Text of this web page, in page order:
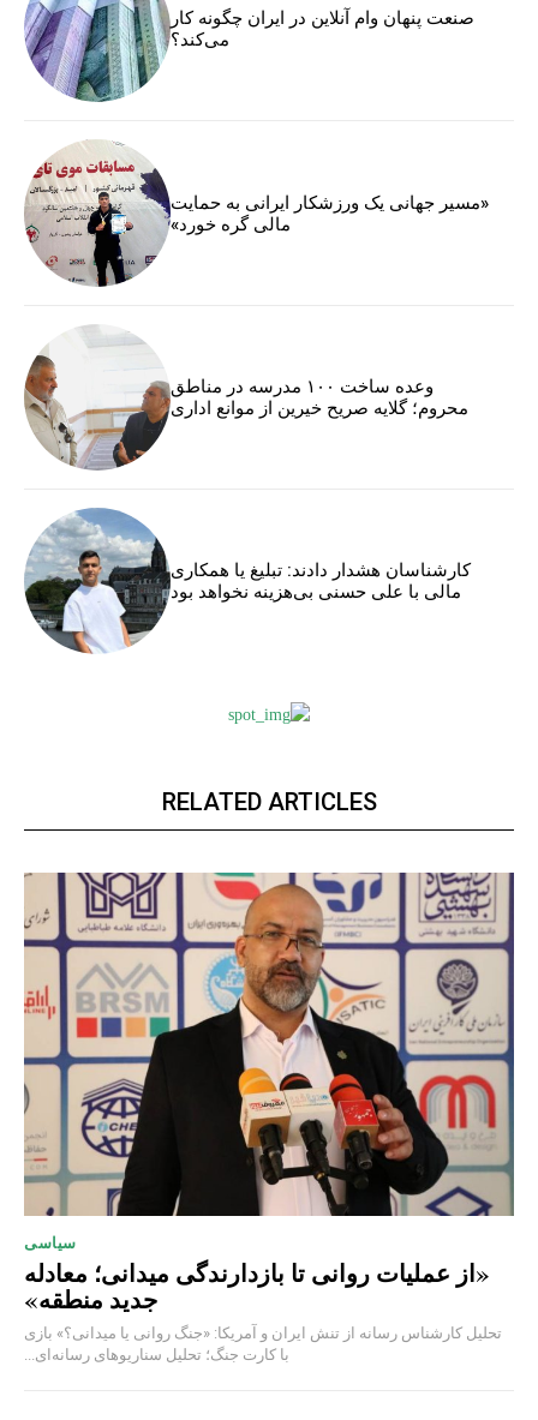
صنعت پنهان وام آنلاین در ایران چگونه کار
می‌کند؟
«مسیر جهانی یک ورزشکار ایرانی به حمایت
مالی گره خورد»
وعده ساخت ۱۰۰ مدرسه در مناطق
محروم؛ گلایه صریح خیرین از موانع اداری
کارشناسان هشدار دادند: تبلیغ یا همکاری
مالی با علی حسنی بی‌هزینه نخواهد بود
RELATED ARTICLES
سیاسی
«از عملیات روانی تا بازدارندگی میدانی؛ معادله
جدید منطقه»
تحلیل کارشناس رسانه از تنش ایران و آمریکا: «جنگ روانی یا میدانی؟» بازی
با کارت جنگ؛ تحلیل سناریوهای رسانه‌ای...